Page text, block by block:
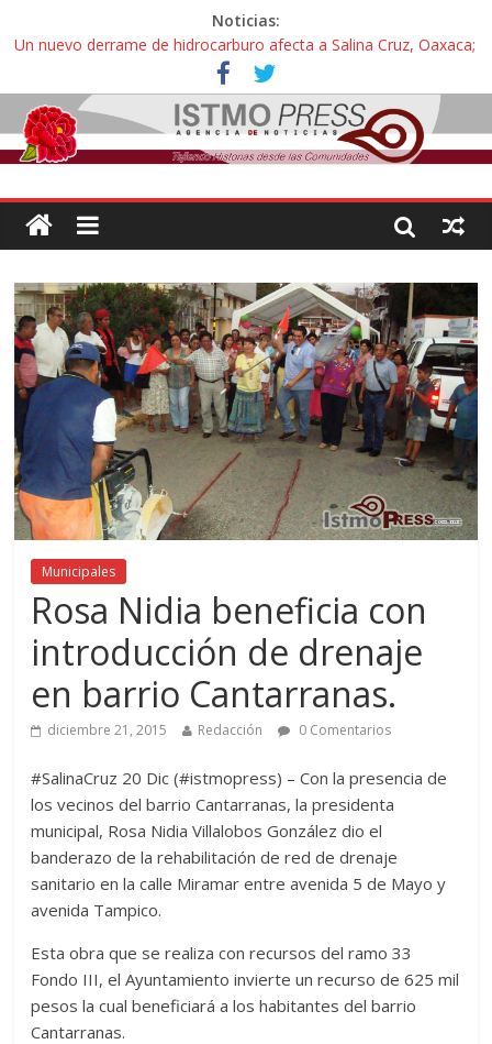
Noticias:
Un nuevo derrame de hidrocarburo afecta a Salina Cruz, Oaxaca;
ahora pescadores de Salinas del Marqués denuncian daños de
Pemex
Ángel, el joven autista expulsado por la Universidad Bienestar de
Ixtepec, Oaxaca vuelve a las aulas tras amparo
Familiares de periodista Alejandro Leyva se reúnen con titular de
intelectuales de su asesinato
Alertan pescadores de Juchitán, Oaxaca de nuevo despojo de su
Pescadores y comuneros ikoots detienen la extracción ilegal de
material pétreo de gravera Oyamel
Municipales
Rosa Nidia beneficia con
introducción de drenaje
en barrio Cantarranas.
diciembre 21, 2015 Redacción 0 Comentarios
#SalinaCruz 20 Dic (#istmopress) – Con la presencia de
los vecinos del barrio Cantarranas, la presidenta
municipal, Rosa Nidia Villalobos González dio el
banderazo de la rehabilitación de red de drenaje
sanitario en la calle Miramar entre avenida 5 de Mayo y
avenida Tampico.
Esta obra que se realiza con recursos del ramo 33
Fondo III, el Ayuntamiento invierte un recurso de 625 mil
pesos la cual beneficiará a los habitantes del barrio
Cantarranas.